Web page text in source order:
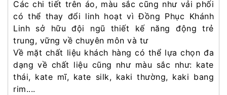
Các chi tiết trên áo, màu sắc cũng như vải phối
có thể thay đổi linh hoạt vì Đồng Phục Khánh
Linh sở hữu đội ngũ thiết kế năng động trẻ
trung, vững về chuyên môn và tư
Về mặt chất liệu khách hàng có thể lựa chọn đa
dạng về chất liệu cũng như màu sắc như: kate
thái, kate mĩ, kate silk, kaki thường, kaki bang
rim....